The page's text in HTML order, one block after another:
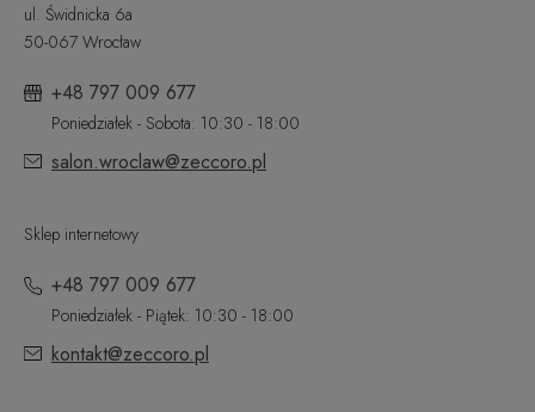
ul. Świdnicka 6a
50-067 Wrocław
+48 797 009 677
Poniedziałek - Sobota: 10:30 - 18:00
salon.wroclaw@zeccoro.pl
Sklep internetowy
+48 797 009 677
Poniedziałek - Piątek: 10:30 - 18:00
kontakt@zeccoro.pl